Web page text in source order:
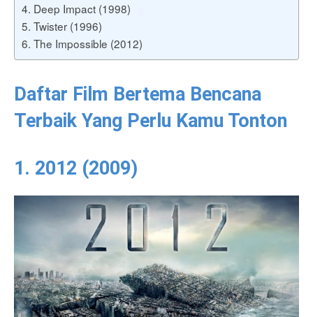
4. Deep Impact (1998)
5. Twister (1996)
6. The Impossible (2012)
Daftar Film Bertema Bencana
Terbaik Yang Perlu Kamu Tonton
1. 2012 (2009)